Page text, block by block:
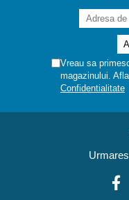
Vreau sa
magazinului.
Confidentialitate